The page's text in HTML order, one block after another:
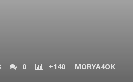
0 +140 MORYA4OK